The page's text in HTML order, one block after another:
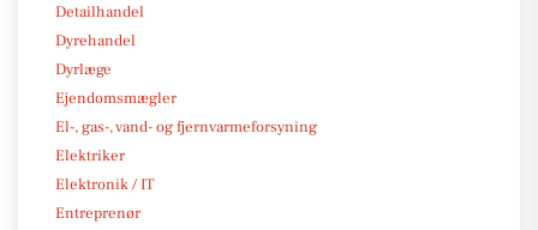
Detailhandel
Dyrehandel
Dyrlæge
Ejendomsmægler
El-, gas-, vand- og fjernvarmeforsyning
Elektriker
Elektronik / IT
Entreprenør